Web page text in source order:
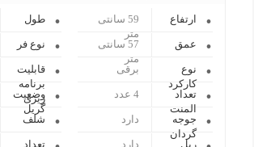
ارتفاع
59 سانتی
متر
طول
عمق
57 سانتی
متر
نوع فر
نوع
کارکرد
برقی
قابلیت
برنامه
ریزی
تعداد
المنت
4 عدد
وضعیت
گریل
جوجه
گردان
دارد شلف
ریل
دارد
تعداد